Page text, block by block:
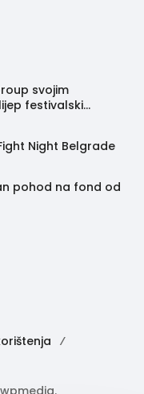
svojim
festivalski
Night Belgrade
pohod na fond od